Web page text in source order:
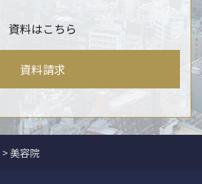
資料はこちら
資料請求
>美容院